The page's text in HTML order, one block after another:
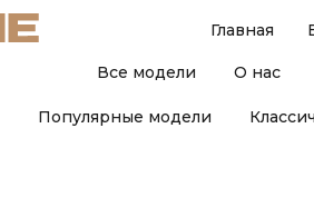
Все модели О нас
Главная
Популярные модели